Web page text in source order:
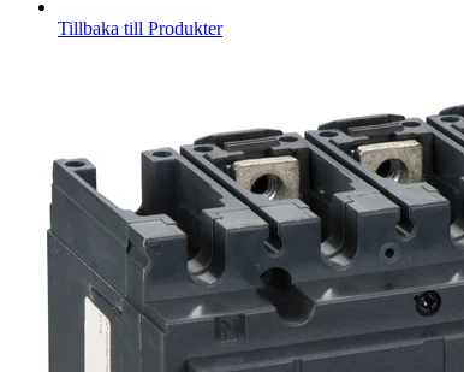
Tillbaka till Produkter